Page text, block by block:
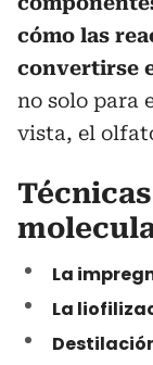
cómo las
convertirse
no solo para
vista, el
La
La